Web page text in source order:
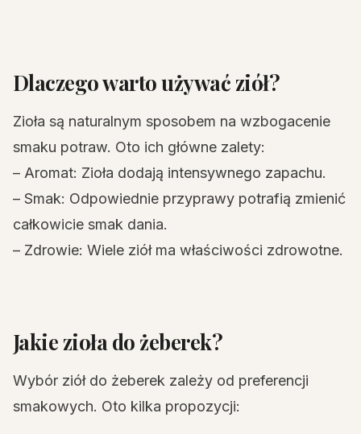
Dlaczego warto używać ziół?
Zioła są naturalnym sposobem na wzbogacenie
smaku potraw. Oto ich główne zalety:
– Aromat: Zioła dodają intensywnego zapachu.
– Smak: Odpowiednie przyprawy potrafią zmienić
całkowicie smak dania.
– Zdrowie: Wiele ziół ma właściwości zdrowotne.
Jakie zioła do żeberek?
Wybór ziół do żeberek zależy od preferencji
smakowych. Oto kilka propozycji: